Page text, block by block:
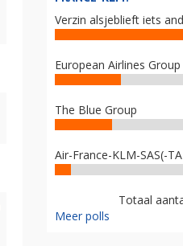
Verzin alsjeblieft iets
European Airlines Group
The Blue Group
Air-France-KLM-SAS(-
Totaal
Meer polls